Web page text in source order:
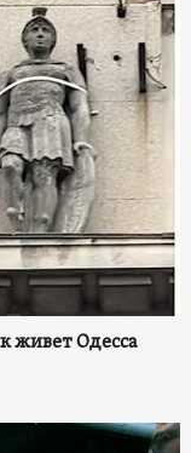
живет Одесса